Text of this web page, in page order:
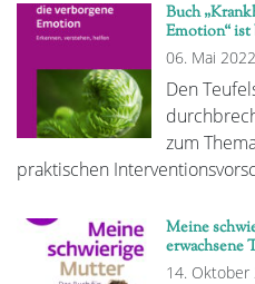
Buch
Emotion“
06. Mai 2022
Den
zum
praktischen
Meine
erwachsene
14. Oktober